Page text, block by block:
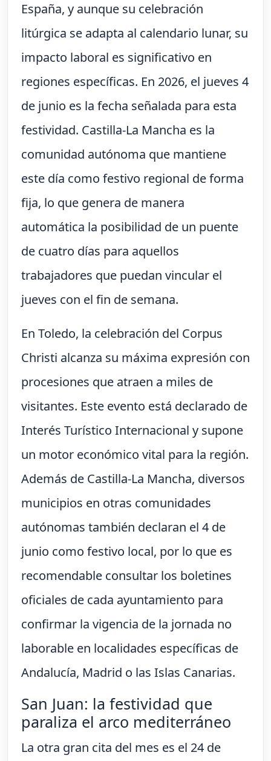
España, y aunque su celebración
litúrgica se adapta al calendario lunar, su
impacto laboral es significativo en
regiones específicas. En 2026, el jueves 4
de junio es la fecha señalada para esta
festividad. Castilla-La Mancha es la
comunidad autónoma que mantiene
este día como festivo regional de forma
fija, lo que genera de manera
automática la posibilidad de un puente
de cuatro días para aquellos
trabajadores que puedan vincular el
jueves con el fin de semana.
En Toledo, la celebración del Corpus
Christi alcanza su máxima expresión con
procesiones que atraen a miles de
visitantes. Este evento está declarado de
Interés Turístico Internacional y supone
un motor económico vital para la región.
Además de Castilla-La Mancha, diversos
municipios en otras comunidades
autónomas también declaran el 4 de
junio como festivo local, por lo que es
recomendable consultar los boletines
oficiales de cada ayuntamiento para
confirmar la vigencia de la jornada no
laborable en localidades específicas de
Andalucía, Madrid o las Islas Canarias.
San Juan: la festividad que
paraliza el arco mediterráneo
La otra gran cita del mes es el 24 de